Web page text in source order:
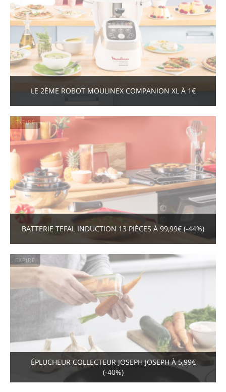
LE 2ÈME ROBOT MOULINEX COMPANION XL À 1€
EXPIRÉ
BATTERIE TEFAL INDUCTION 13 PIÈCES À 99,99€ (-44%)
EXPIRÉ
ÉPLUCHEUR COLLECTEUR JOSEPH JOSEPH À 5,99€
(-40%)